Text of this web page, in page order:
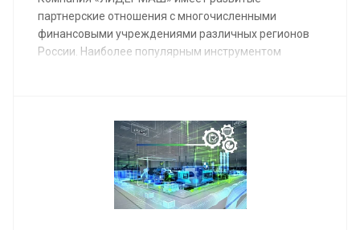
партнерские отношения с многочисленными
финансовыми учреждениями различных регионов
России. Наиболее популярным инструментом